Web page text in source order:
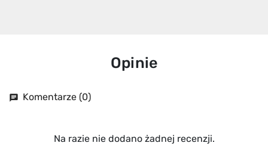
Opinie
chat Komentarze (0)
Na razie nie dodano żadnej recenzji.